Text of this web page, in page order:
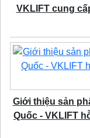
VKLIFT cung
Giới thiệu sản
Quốc - VKLIFT